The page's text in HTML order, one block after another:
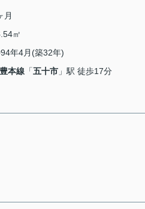
月
㎡
年4月(築32年)
本線 「五十市 」駅 徒歩17分